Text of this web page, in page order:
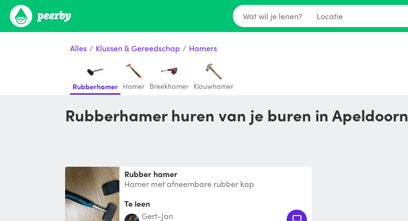
Wat wil je lenen? Locatie
Alles / Klussen & Gereedschap / Hamers
Rubberhamer Hamer Breekhamer Klauwhamer
Rubberhamer huren van je buren in Apeldoorn
Rubber hamer
Hamer met afneembare rubber kap
Te leen
Gert-Jan